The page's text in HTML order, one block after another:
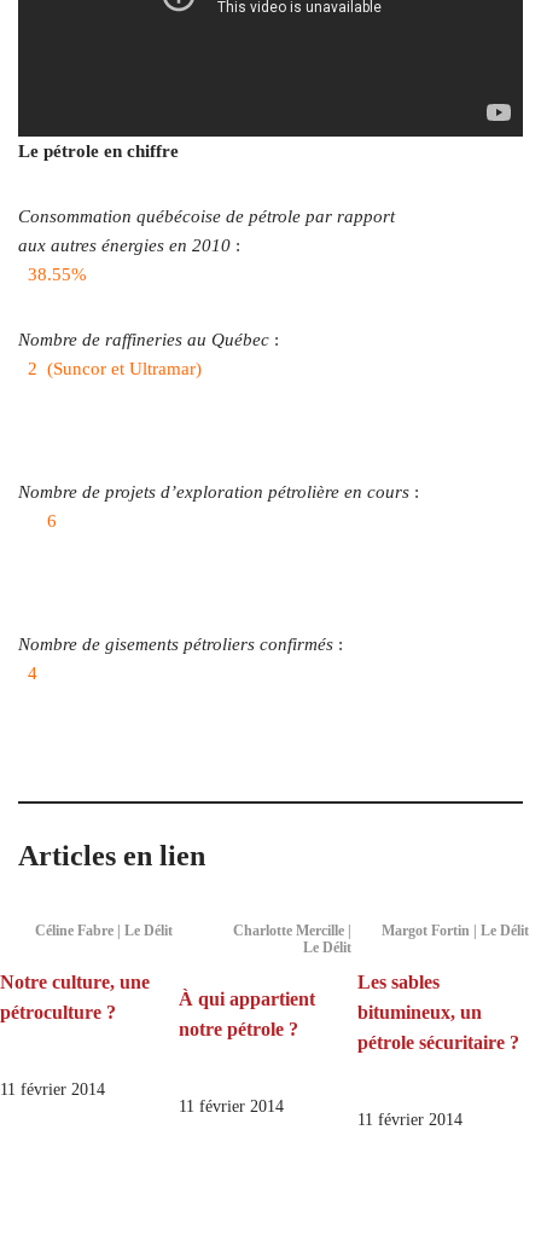
Le pétrole en chiffre
Consommation québécoise de pétrole par rapport
aux autres énergies en 2010 :
38.55%
Nombre de raffineries au Québec :
2 (Suncor et Ultramar)
Nombre de projets d’exploration pétrolière en cours :
6
Nombre de gisements pétroliers confirmés :
4
Articles en lien
Céline Fabre | Le Délit
Notre culture, une
pétroculture ?
11 février 2014
Charlotte Mercille |
Le Délit
À qui appartient
notre pétrole ?
11 février 2014
Margot Fortin | Le Délit
Les sables
bitumineux, un
pétrole sécuritaire ?
11 février 2014